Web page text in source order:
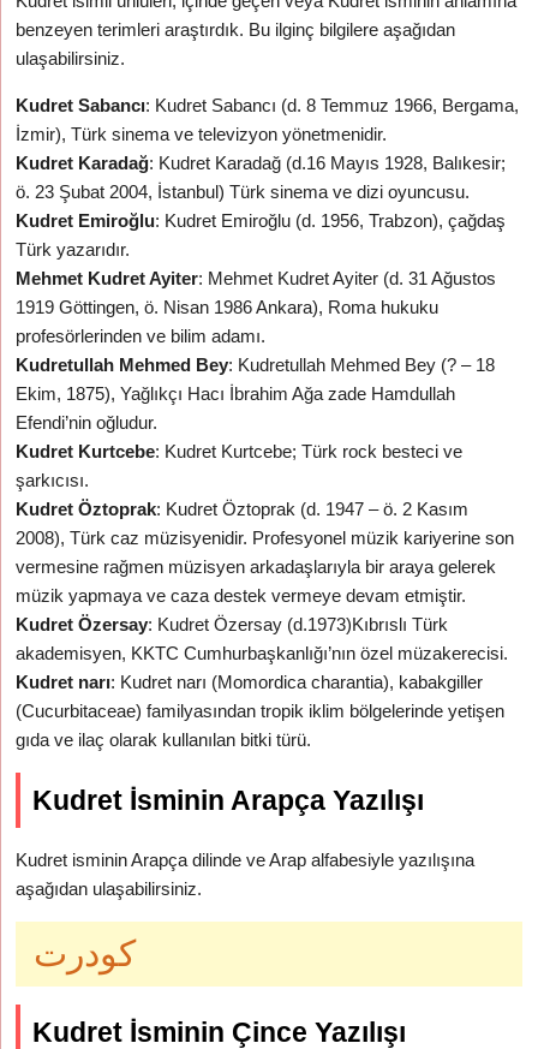
benzeyen terimleri araştırdık. Bu ilginç bilgilere aşağıdan
ulaşabilirsiniz.
Kudret Sabancı: Kudret Sabancı (d. 8 Temmuz 1966, Bergama,
İzmir), Türk sinema ve televizyon yönetmenidir.
Kudret Karadağ: Kudret Karadağ (d.16 Mayıs 1928, Balıkesir;
ö. 23 Şubat 2004, İstanbul) Türk sinema ve dizi oyuncusu.
Kudret Emiroğlu: Kudret Emiroğlu (d. 1956, Trabzon), çağdaş
Türk yazarıdır.
Mehmet Kudret Ayiter: Mehmet Kudret Ayiter (d. 31 Ağustos
1919 Göttingen, ö. Nisan 1986 Ankara), Roma hukuku
profesörlerinden ve bilim adamı.
Kudretullah Mehmed Bey: Kudretullah Mehmed Bey (? – 18
Ekim, 1875), Yağlıkçı Hacı İbrahim Ağa zade Hamdullah
Efendi’nin oğludur.
Kudret Kurtcebe: Kudret Kurtcebe; Türk rock besteci ve
şarkıcısı.
Kudret Öztoprak: Kudret Öztoprak (d. 1947 – ö. 2 Kasım
2008), Türk caz müzisyenidir. Profesyonel müzik kariyerine son
vermesine rağmen müzisyen arkadaşlarıyla bir araya gelerek
müzik yapmaya ve caza destek vermeye devam etmiştir.
Kudret Özersay: Kudret Özersay (d.1973)Kıbrıslı Türk
akademisyen, KKTC Cumhurbaşkanlığı’nın özel müzakerecisi.
Kudret narı: Kudret narı (Momordica charantia), kabakgiller
(Cucurbitaceae) familyasından tropik iklim bölgelerinde yetişen
gıda ve ilaç olarak kullanılan bitki türü.
Kudret İsminin Arapça Yazılışı
Kudret isminin Arapça dilinde ve Arap alfabesiyle yazılışına
aşağıdan ulaşabilirsiniz.
كودرت
Kudret İsminin Çince Yazılışı